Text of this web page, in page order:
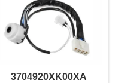
3704920XK00XA